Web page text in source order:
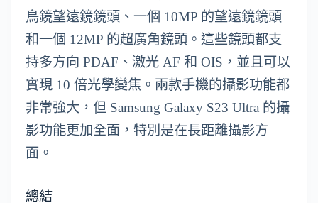
鳥鏡望遠鏡鏡頭、一個 10MP 的望遠鏡鏡頭
和一個 12MP 的超廣角鏡頭。這些鏡頭都支
持多方向 PDAF、激光 AF 和 OIS，並且可以
實現 10 倍光學變焦。兩款手機的攝影功能都
非常強大，但 Samsung Galaxy S23 Ultra 的攝
影功能更加全面，特別是在長距離攝影方
面。
總結